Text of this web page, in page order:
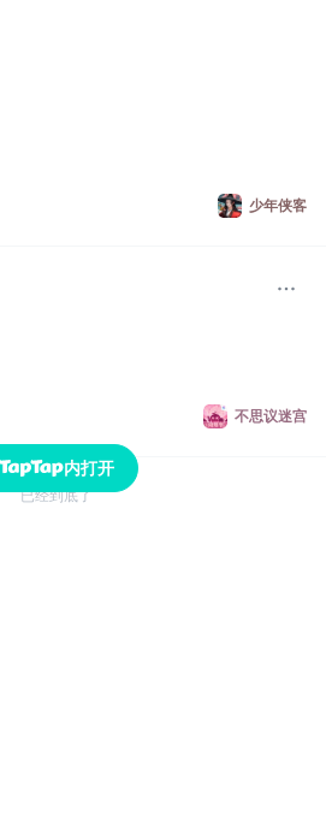
少年侠客
不思议迷宫
已经到底了
内打开